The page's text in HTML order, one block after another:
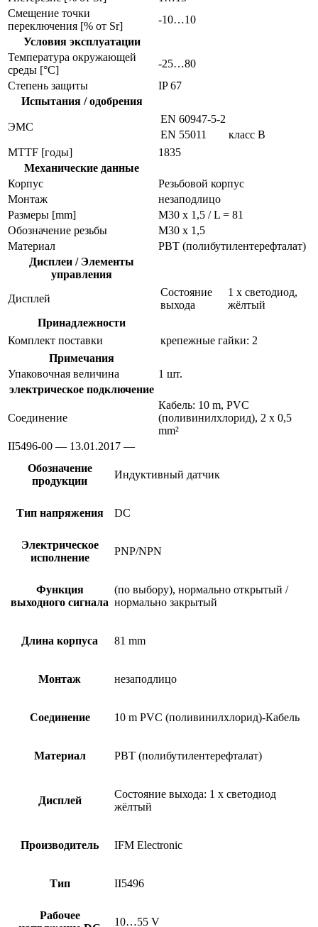
Смещение точки
переключения [% от Sr]
-10…10
Условия эксплуатации
Температура окружающей
среды [°C]
-25…80
Степень защиты
IP 67
Испытания / одобрения
ЭMC
EN 60947-5-2
EN 55011
класс B
MTTF [годы]
1835
Механические данные
Корпус
Резьбовой корпус
Монтаж
незаподлицо
Размеры [mm]
M30 x 1,5 / L = 81
Обозначение резьбы
M30 x 1,5
Материал
PBT (полибутилентерефталат)
Дисплеи / Элементы
управления
Дисплей
Состояние
выхода
1 x светодиод,
жёлтый
Принадлежности
Комплект поставки
крепежные гайки: 2
Примечания
Упаковочная величина
1 шт.
электрическое подключение
Соединение
Кабель: 10 m, PVC
(поливинилхлорид), 2 x 0,5
mm²
II5496-00 — 13.01.2017 —
Обозначение
продукции
Индуктивный датчик
Тип напряжения DC
Электрическое
исполнение
PNP/NPN
Функция
выходного сигнала
(по выбору), нормально открытый /
нормально закрытый
Длина корпуса 81 mm
Монтаж незаподлицо
Соединение 10 m PVC (поливинилхлорид)-Кабель
Материал PBT (полибутилентерефталат)
Дисплей
Состояние выхода: 1 x светодиод
жёлтый
Производитель IFM Electronic
Тип II5496
Рабочее
10…55 V